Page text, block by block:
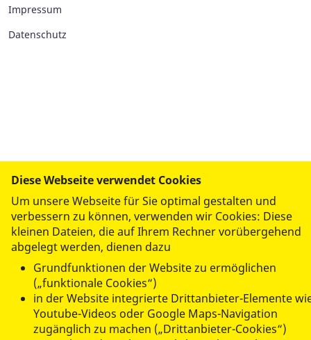
Impressum
Datenschutz
Diese Webseite verwendet Cookies
Um unsere Webseite für Sie optimal gestalten und
verbessern zu können, verwenden wir Cookies: Diese
kleinen Dateien, die auf Ihrem Rechner vorübergehend
abgelegt werden, dienen dazu
Grundfunktionen der Website zu ermöglichen
(„funktionale Cookies“)
in der Website integrierte Drittanbieter-Elemente
Youtube-Videos oder Google Maps-Navigation
zugänglich zu machen („Drittanbieter-Cookies“)